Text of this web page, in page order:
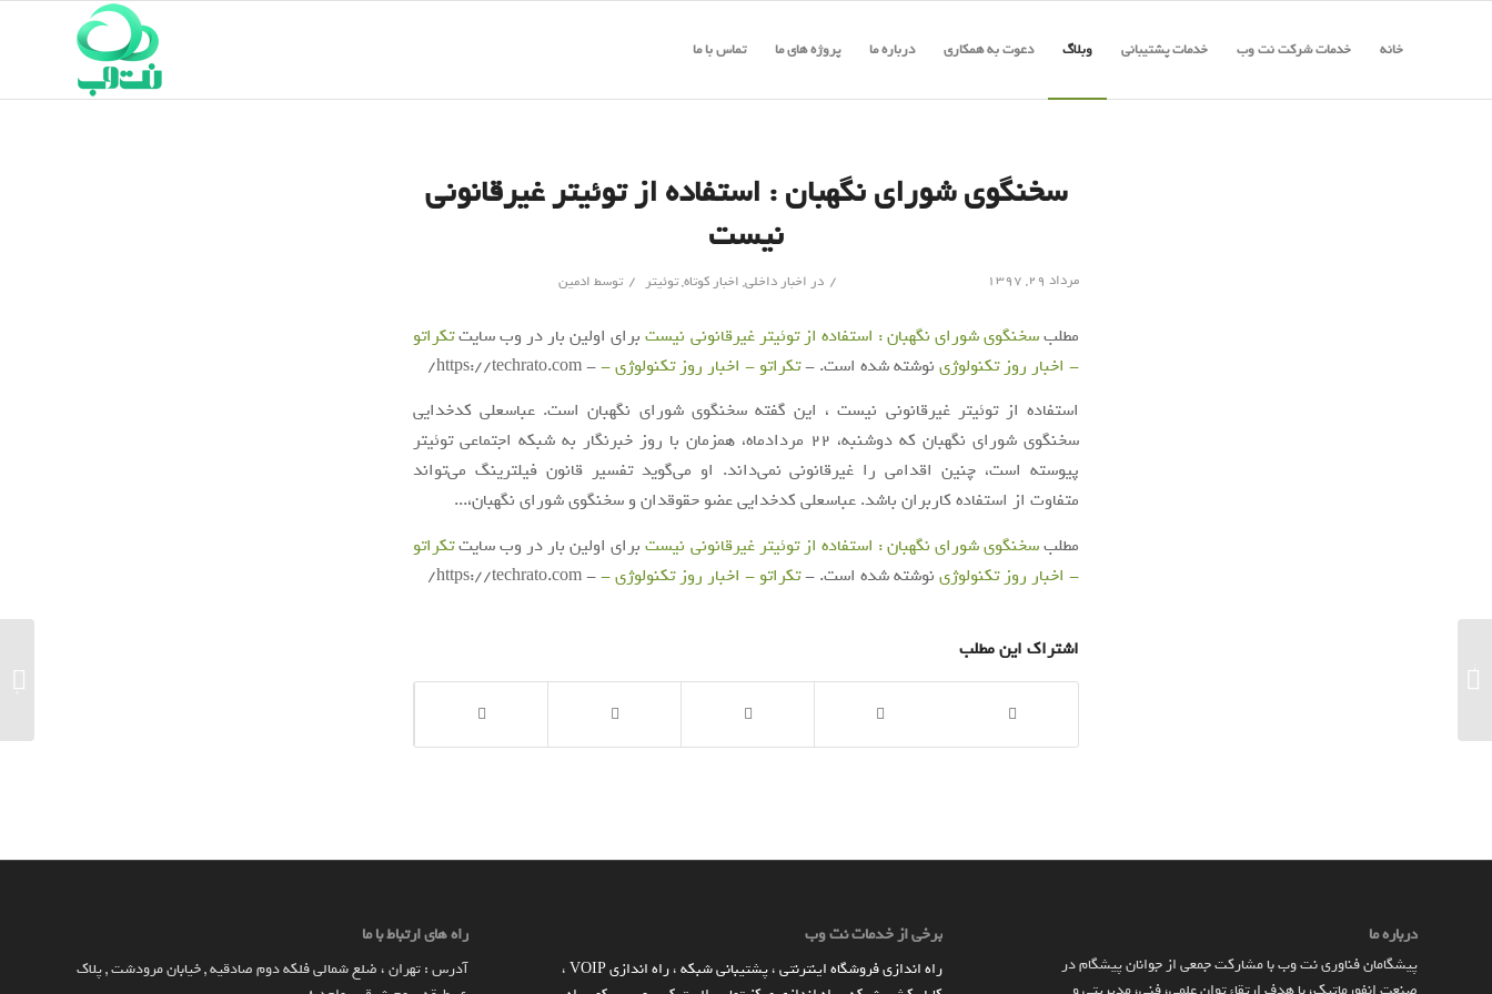
خانه خدمات شرکت نت وب خدمات پشتیبانی وبلاگ دعوت به همکاری درباره ما پروژه های ما تماس با ما
سخنگوی شورای نگهبان : استفاده از توئیتر غیرقانونی
نیست
مرداد ۲۹, ۱۳۹۷ / در اخبار داخلی, اخبار کوتاه,توئیتر / توسط ادمین
مطلبسخنگوی شورای نگهبان : استفاده از توئیتر غیرقانونی نیستبرای اولین بار در وب سایتتکراتو
- اخبار روز تکنولوژی نوشته شده است. -تکراتو - اخبار روز تکنولوژی -- https://techrato.com/
استفاده از توئیتر غیرقانونی نیست ، این گفته سخنگوی شورای نگهبان است. عباسعلی کدخدایی
سخنگوی شورای نگهبان که دوشنبه، ۲۲ مردادماه، همزمان با روز خبرنگار به شبکه اجتماعی توئیتر
پیوسته است، چنین اقدامی را غیرقانونی نمی‌داند. او می‌گوید تفسیر قانون فیلترینگ می‌تواند
متفاوت از استفاده کاربران باشد. عباسعلی کدخدایی عضو حقوقدان و سخنگوی شورای نگهبان،...
مطلبسخنگوی شورای نگهبان : استفاده از توئیتر غیرقانونی نیستبرای اولین بار در وب سایتتکراتو
- اخبار روز تکنولوژی نوشته شده است. -تکراتو - اخبار روز تکنولوژی -- https://techrato.com/
اشتراک این مطلب
راه های ارتباط با ما
آدرس : تهران ، ضلع شمالی فلکه دوم صادقیه , خیابان مرودشت , پلاک
برخی از خدمات نت وب
راه اندازي فروشگاه اينترنتي،پشتیبانی شبکه،راه اندازی VOIP
،
درباره ما
پیشگامان فناوری نت وب با مشارکت جمعی از جوانان پیشگام در
می‌شود
ادامه‌ی واردات...